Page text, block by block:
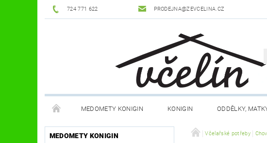
724 771 622 PRODEJNA@ZEVCELINA.CZ
MEDOMETY KONIGIN KONIGIN ODDĚLKY,
POTŘEBY K ÚLŮM OCHRANNÉ POMŮCKY VČELAŘSKÁ
MEDOMETY KONIGIN Včelařské potřeby